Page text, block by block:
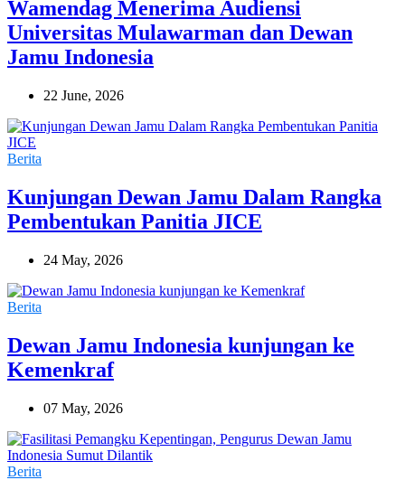
Wamendag Menerima Audiensi
Universitas Mulawarman dan Dewan
Jamu Indonesia
22 June, 2026
Berita
Kunjungan Dewan Jamu Dalam Rangka
Pembentukan Panitia JICE
24 May, 2026
Berita
Dewan Jamu Indonesia kunjungan ke
Kemenkraf
07 May, 2026
Berita